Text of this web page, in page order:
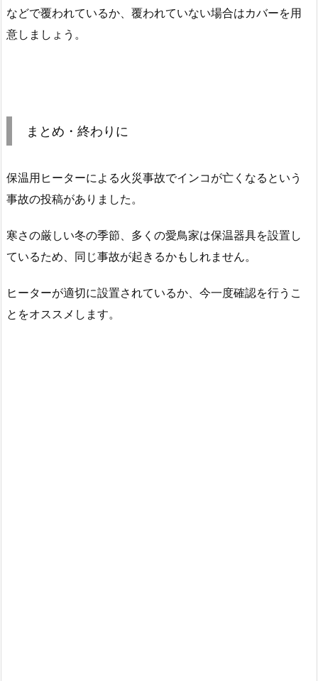
などで覆われているか、覆われていない場合はカバーを用
意しましょう。
まとめ・終わりに
保温用ヒーターによる火災事故でインコが亡くなるという
事故の投稿がありました。
寒さの厳しい冬の季節、多くの愛鳥家は保温器具を設置し
ているため、同じ事故が起きるかもしれません。
ヒーターが適切に設置されているか、今一度確認を行うこ
とをオススメします。